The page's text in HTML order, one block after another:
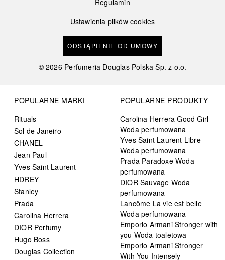
Ustawienia plików cookies
ODSTĄPIENIE OD UMOWY
©2026 Perfumeria Douglas Polska Sp. z o.o.
POPULARNE MARKI
Rituals
Sol de Janeiro
CHANEL
Jean Paul
Yves Saint Laurent
HDREY
Stanley
Prada
Carolina Herrera
DIOR Perfumy
Hugo Boss
Douglas Collection
POPULARNE PRODUKTY
Carolina Herrera Good Girl
Woda perfumowana
Yves Saint Laurent Libre
Woda perfumowana
Prada Paradoxe Woda
perfumowana
DIOR Sauvage Woda
perfumowana
Lancôme La vie est belle
Woda perfumowana
Emporio Armani Stronger with
you Woda toaletowa
Emporio Armani Stronger
With You Intensely